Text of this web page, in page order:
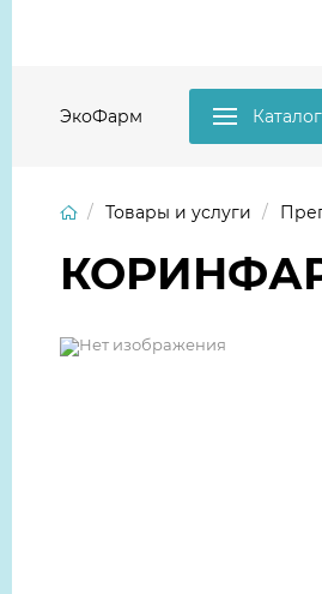
ЭкоФарм Каталог
Товары и услуги
КОРИНФАР